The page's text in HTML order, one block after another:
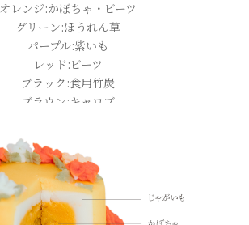
オレンジ:かぼちゃ・ビーツ
グリーン:ほうれん草
パープル:紫いも
レッド:ビーツ
ブラック:食用竹炭
ブラウン:キャロブ